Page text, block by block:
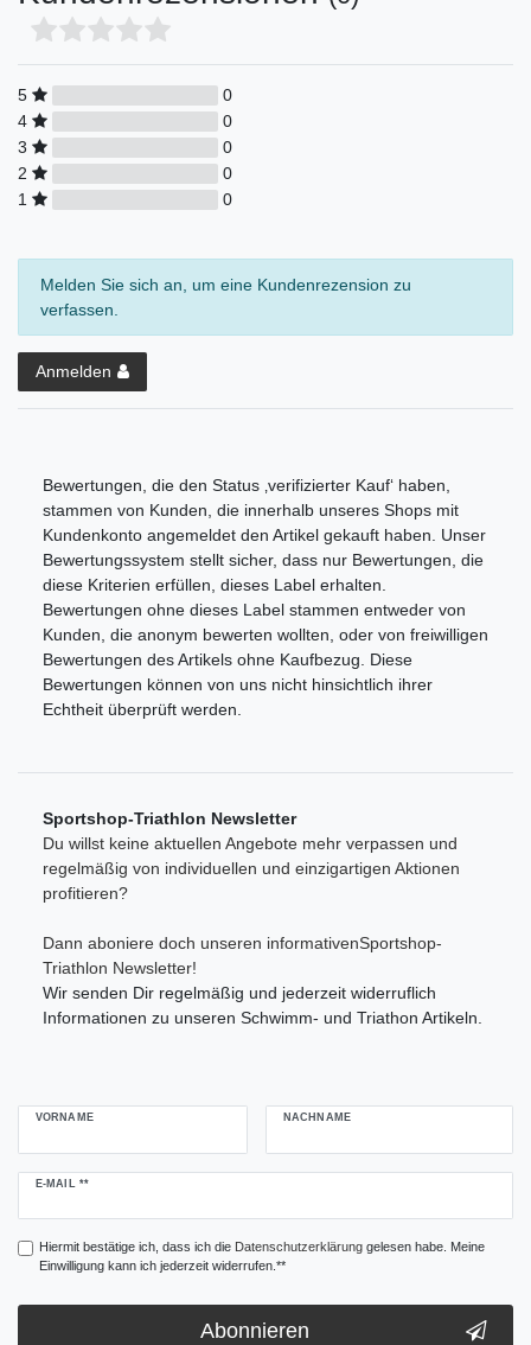
5
0
4
0
3
0
2
0
1
0
Melden Sie sich an, um eine Kundenrezension zu
verfassen.
Anmelden
Bewertungen, die den Status ‚verifizierter Kauf‘ haben,
stammen von Kunden, die innerhalb unseres Shops mit
Kundenkonto angemeldet den Artikel gekauft haben. Unser
Bewertungssystem stellt sicher, dass nur Bewertungen, die
diese Kriterien erfüllen, dieses Label erhalten.
Bewertungen ohne dieses Label stammen entweder von
Kunden, die anonym bewerten wollten, oder von freiwilligen
Bewertungen des Artikels ohne Kaufbezug. Diese
Bewertungen können von uns nicht hinsichtlich ihrer
Echtheit überprüft werden.
Sportshop-Triathlon Newsletter
Du willst keine aktuellen Angebote mehr verpassen und
regelmäßig von individuellen und einzigartigen Aktionen
profitieren?
Dann aboniere doch unseren informativenSportshop-
Triathlon Newsletter!
Wir senden Dir regelmäßig und jederzeit widerruflich
Informationen zu unseren Schwimm- und Triathon Artikeln.
VORNAME NACHNAME
E-MAIL **
Newsletter
Hiermit bestätige ich, dass ich die Daten­schutz­erklärunggelesen habe. Meine
Einwilligung kann ich jederzeit widerrufen.**
Abonnieren